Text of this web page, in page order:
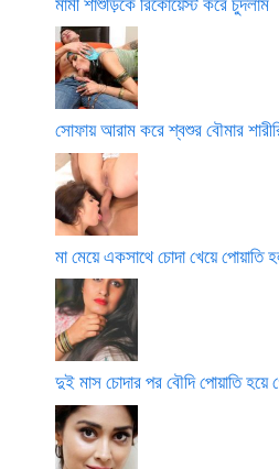
সোফায় আরাম করে শ্বশুর বৌমার
মা মেয়ে একসাথে চোদা খেয়ে পোয়াতি
দুই মাস চোদার পর বৌদি পোয়াতি হয়ে